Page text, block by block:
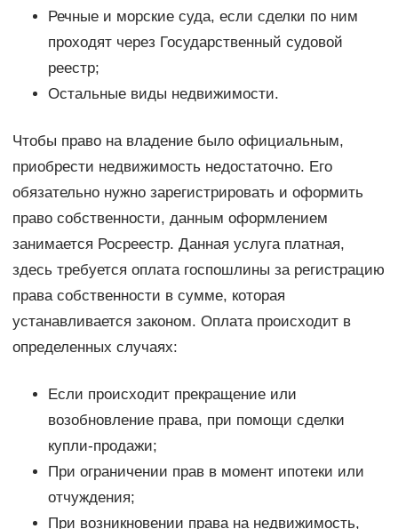
Речные и морские суда, если сделки по ним
проходят через Государственный судовой
реестр;
Остальные виды недвижимости.
Чтобы право на владение было официальным,
приобрести недвижимость недостаточно. Его
обязательно нужно зарегистрировать и оформить
право собственности, данным оформлением
занимается Росреестр. Данная услуга платная,
здесь требуется оплата госпошлины за регистрацию
права собственности в сумме, которая
устанавливается законом. Оплата происходит в
определенных случаях:
Если происходит прекращение или
возобновление права, при помощи сделки
купли-продажи;
При ограничении прав в момент ипотеки или
отчуждения;
При возникновении права на недвижимость,